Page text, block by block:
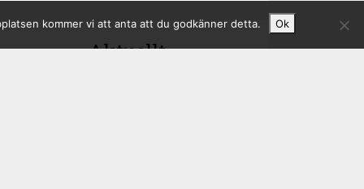
Aktuellt
kommer vi att anta att du godkänner detta. Ok